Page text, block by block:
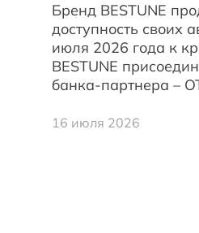
Бренд BESTUNE
доступность своих
июля 2026 года к
BESTUNE
банка-партнера –
16 июля 2026